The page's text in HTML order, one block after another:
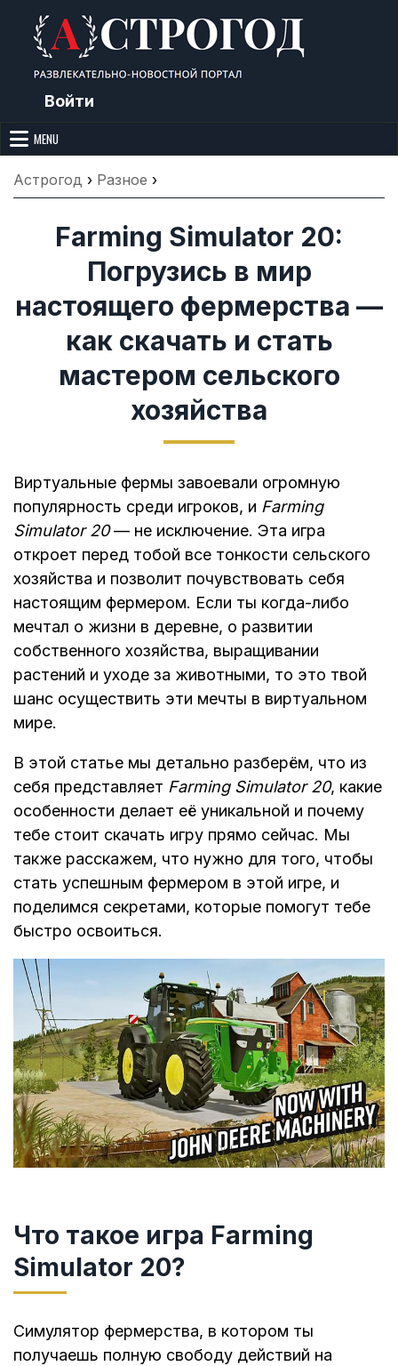
content
Войти
Астрогод: Праздники сегодня,
Лунный календарь, Приметы,
Что нельзя делать, Гороскопы и
Сонник
приметы, точный гороскоп и толкование снов. Читайте, что можно и
MENU
Астрогод › Разное ›
Farming Simulator 20:
Погрузись в мир
настоящего фермерства —
как скачать и стать
мастером сельского
хозяйства
Виртуальные фермы завоевали огромную
популярность среди игроков, и Farming
Simulator 20— не исключение. Эта игра
откроет перед тобой все тонкости сельского
хозяйства и позволит почувствовать себя
настоящим фермером. Если ты когда-либо
мечтал о жизни в деревне, о развитии
собственного хозяйства, выращивании
растений и уходе за животными, то это твой
шанс осуществить эти мечты в виртуальном
мире.
В этой статье мы детально разберём, что из
себя представляет Farming Simulator 20, какие
особенности делает её уникальной и почему
тебе стоит скачать игру прямо сейчас. Мы
также расскажем, что нужно для того, чтобы
стать успешным фермером в этой игре, и
поделимся секретами, которые помогут тебе
быстро освоиться.
Что такое игра Farming
Simulator 20?
Симулятор фермерства, в котором ты
получаешь полную свободу действий на